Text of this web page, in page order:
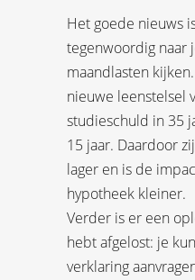
Het goede nieuws
tegenwoordig naar
maandlasten
nieuwe leenstelsel
studieschuld in 35
15 jaar. Daardoor
lager en is de
hypotheek kleiner.
Verder is er een
hebt afgelost: je
verklaring